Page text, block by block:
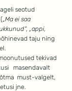
seotud
Ma ei saa
„appi,
taju ning
tekivad
masendavalt
must-valgelt,
jne.